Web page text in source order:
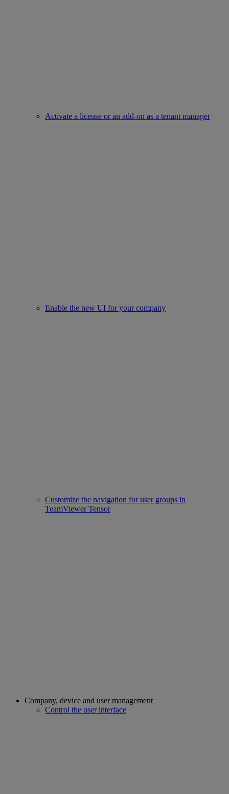
Activate a license or an add-on as a tenant manager
Enable the new UI for your company
Customize the navigation for user groups in
TeamViewer Tensor
Company, device and user management
Control the user interface